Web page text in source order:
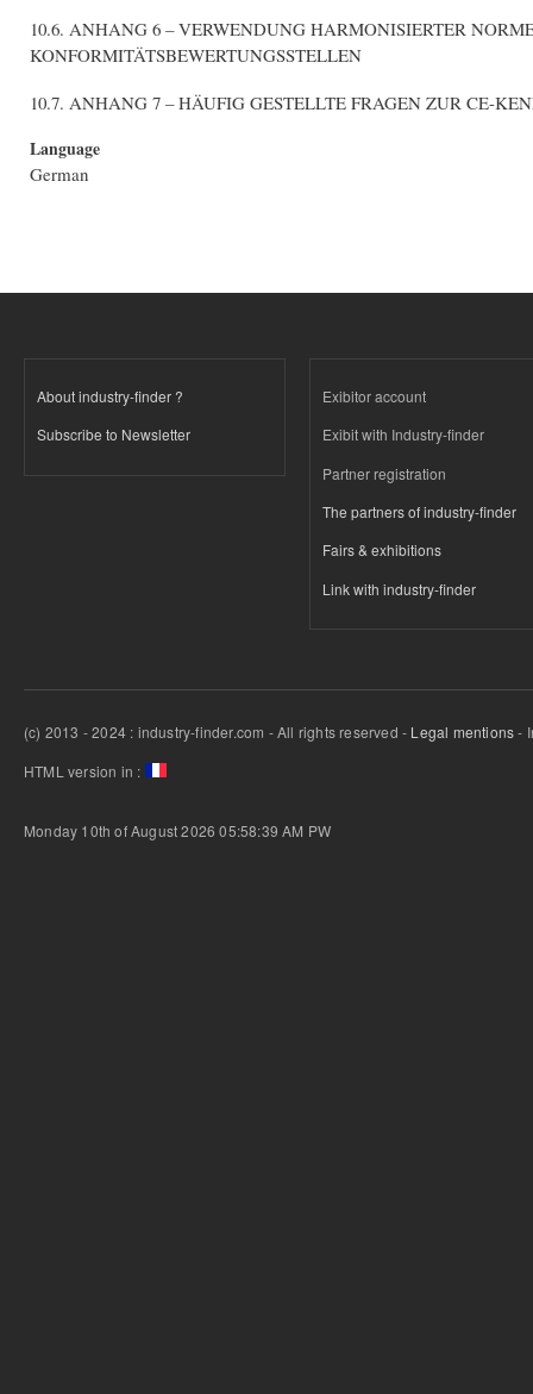
10.6. ANHANG 6 – VERWENDUNG HARMONISIERTER
KONFORMITÄTSBEWERTUNGSSTELLEN
10.7. ANHANG 7 – HÄUFIG GESTELLTE FRAGEN ZUR CE-
Language
German
About industry-finder ?
Subscribe to Newsletter
Exibitor account
Exibit with Industry-finder
Partner registration
The partners of industry-finder
Fairs & exhibitions
Link with industry-finder
(c) 2013 - 2024 : industry-finder.com - All rights reserved - Legal mentions-
HTML version in :
Monday 10th of August 2026 05:58:39 AM PW